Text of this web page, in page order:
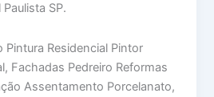
SP.
Pintura Residencial Pintor
Fachadas Pedreiro Reformas
Assentamento Porcelanato,